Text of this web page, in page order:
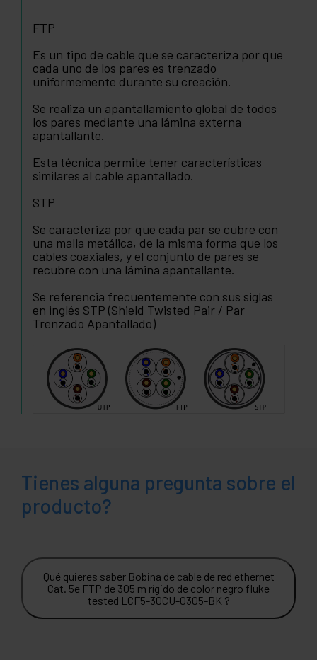
FTP
Es un tipo de cable que se caracteriza por que
cada uno de los pares es trenzado
uniformemente durante su creación.
Se realiza un apantallamiento global de todos
los pares mediante una lámina externa
apantallante.
Esta técnica permite tener características
similares al cable apantallado.
STP
Se caracteriza por que cada par se cubre con
una malla metálica, de la misma forma que los
cables coaxiales, y el conjunto de pares se
recubre con una lámina apantallante.
Se referencia frecuentemente con sus siglas
en inglés STP (Shield Twisted Pair / Par
Trenzado Apantallado)
Tienes alguna pregunta sobre el
producto?
Qué quieres saber Bobina de cable de red ethernet
Cat. 5e FTP de 305 m rígido de color negro fluke
tested LCF5-30CU-0305-BK ?